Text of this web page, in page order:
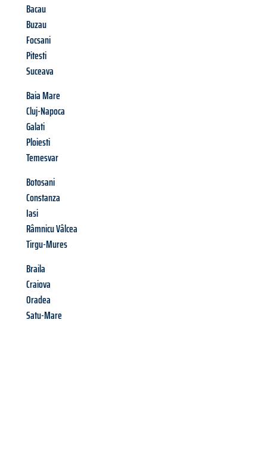
Bacau
Buzau
Focsani
Pitesti
Suceava
Baia Mare
Cluj-Napoca
Galati
Ploiesti
Temesvar
Botosani
Constanza
Iasi
Râmnicu Vâlcea
Tirgu-Mures
Braila
Craiova
Oradea
Satu-Mare